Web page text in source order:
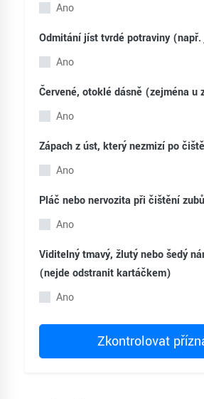
Ano
Odmitání jíst tvrdé potraviny
Ano
Červené, otoklé dásně (zejména u
Ano
Zápach z úst, který nezmizí po
Ano
Pláč nebo nervozita při čištění zubů
Ano
Viditelný tmavý, žlutý nebo šedý
(nejde odstranit kartáčkem)
Ano
Zkontrolovat